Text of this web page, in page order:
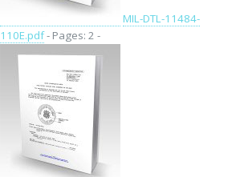
MIL-DTL-11484-
110E.pdf- Pages: 2 -